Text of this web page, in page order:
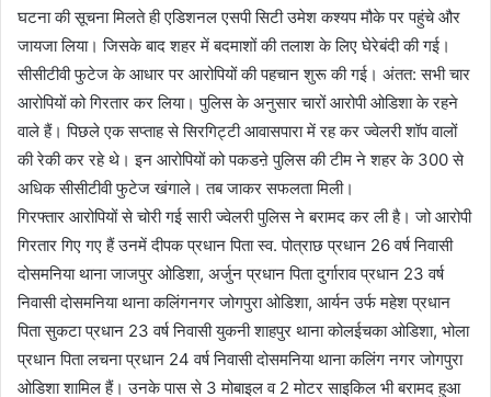
घटना की सूचना मिलते ही एडिशनल एसपी सिटी उमेश कश्यप मौके पर पहुंचे और
जायजा लिया। जिसके बाद शहर में बदमाशों की तलाश के लिए घेरेबंदी की गई।
सीसीटीवी फुटेज के आधार पर आरोपियों की पहचान शुरू की गई। अंतत: सभी चार
आरोपियों को गिरतार कर लिया। पुलिस के अनुसार चारों आरोपी ओडिशा के रहने
वाले हैं। पिछले एक सप्ताह से सिरगिट्टी आवासपारा में रह कर ज्वेलरी शॉप वालों
की रेकी कर रहे थे। इन आरोपियों को पकडऩे पुलिस की टीम ने शहर के 300 से
अधिक सीसीटीवी फुटेज खंगाले। तब जाकर सफलता मिली।
गिरफ्तार आरोपियों से चोरी गई सारी ज्वेलरी पुलिस ने बरामद कर ली है। जो आरोपी
गिरतार गिए गए हैं उनमें दीपक प्रधान पिता स्व. पोत्राछ प्रधान 26 वर्ष निवासी
दोसमनिया थाना जाजपुर ओडिशा, अर्जुन प्रधान पिता दुर्गाराव प्रधान 23 वर्ष
निवासी दोसमनिया थाना कलिंगनगर जोगपुरा ओडिशा, आर्यन उर्फ महेश प्रधान
पिता सुकटा प्रधान 23 वर्ष निवासी युकनी शाहपुर थाना कोलईचका ओडिशा, भोला
प्रधान पिता लचना प्रधान 24 वर्ष निवासी दोसमनिया थाना कलिंग नगर जोगपुरा
ओडिशा शामिल हैं। उनके पास से 3 मोबाइल व 2 मोटर साइकिल भी बरामद हुआ